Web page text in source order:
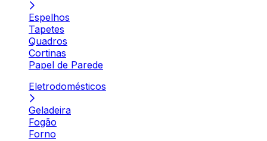
Espelhos
Tapetes
Quadros
Cortinas
Papel de Parede
Eletrodomésticos
Geladeira
Fogão
Forno